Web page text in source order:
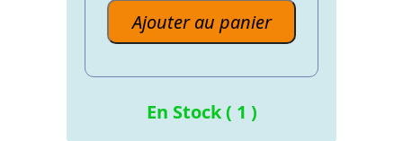
Ajouter au panier
En Stock ( 1 )